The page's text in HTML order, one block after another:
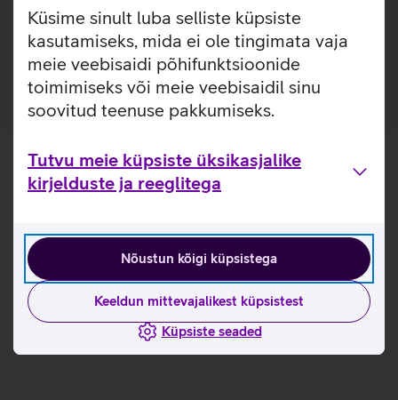
Küsime sinult luba selliste küpsiste
kasutamiseks, mida ei ole tingimata vaja
meie veebisaidi põhifunktsioonide
toimimiseks või meie veebisaidil sinu
soovitud teenuse pakkumiseks.
Tutvu meie küpsiste üksikasjalike
kirjelduste ja reeglitega
Nõustun kõigi küpsistega
Keeldun mittevajalikest küpsistest
Küpsiste seaded
Voltage tehnoloogiale tuvastab laadija aku
energiavajaduse (Wh) ning reguleerib vastavalt sellele
automaatselt laadimispinget ja voolutugevust.